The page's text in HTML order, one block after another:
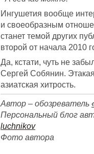
Ингушетия вообще
и своеобразным
станет темой других
второй от начала 2010
Да, кстати, чуть не
Сергей Собянин.
азиатская хитрость.
Автор – обозреватель
Персональный блог
luchnikov
Фото автора